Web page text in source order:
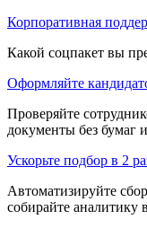
Корпоративная
Какой соцпакет вы
Оформляйте
Проверяйте
документы без бумаг
Ускорьте подбор в 2
Автоматизируйте
собирайте аналитику